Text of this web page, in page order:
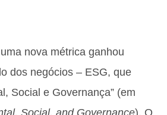
nova métrica ganhou
dos negócios – ESG, que
Social e Governança” (em
Social, and Governance). O